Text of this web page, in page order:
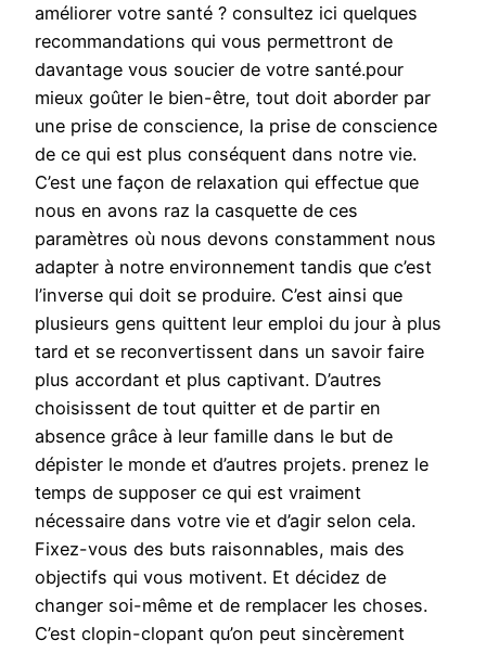
améliorer votre santé ? consultez ici quelques
recommandations qui vous permettront de
davantage vous soucier de votre santé.pour
mieux goûter le bien-être, tout doit aborder par
une prise de conscience, la prise de conscience
de ce qui est plus conséquent dans notre vie.
C’est une façon de relaxation qui effectue que
nous en avons raz la casquette de ces
paramètres où nous devons constamment nous
adapter à notre environnement tandis que c’est
l’inverse qui doit se produire. C’est ainsi que
plusieurs gens quittent leur emploi du jour à plus
tard et se reconvertissent dans un savoir faire
plus accordant et plus captivant. D’autres
choisissent de tout quitter et de partir en
absence grâce à leur famille dans le but de
dépister le monde et d’autres projets. prenez le
temps de supposer ce qui est vraiment
nécessaire dans votre vie et d’agir selon cela.
Fixez-vous des buts raisonnables, mais des
objectifs qui vous motivent. Et décidez de
changer soi-même et de remplacer les choses.
C’est clopin-clopant qu’on peut sincèrement